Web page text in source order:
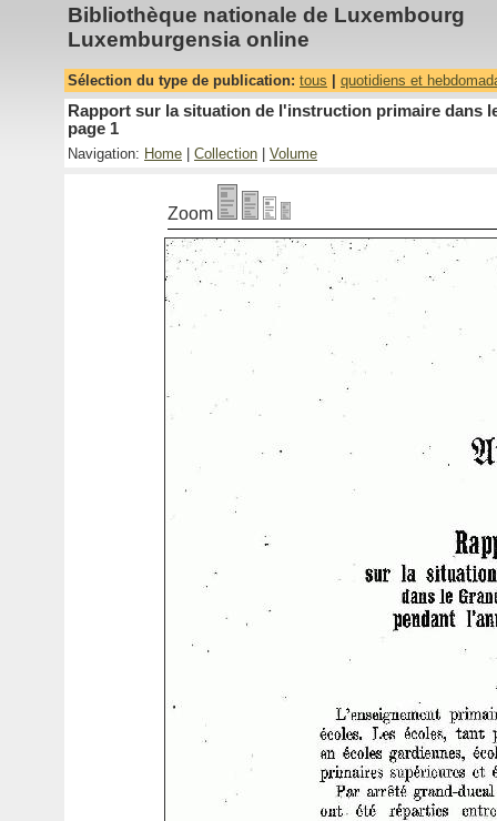
Bibliothèque nationale de Luxembourg
Luxemburgensia online
Sélection du type de publication: tous quotidiens et
Rapport sur la situation de l'instruction primaire dans
page 1
Navigation: Home Collection Volume
Zoom